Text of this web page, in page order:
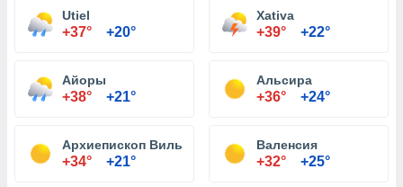
Utiel
+37° +20°
Xativa
+39° +22°
Айоры
+38° +21°
Альсира
+36° +24°
Архиепископ Вильяр
+34° +21°
Валенсия
+32° +25°